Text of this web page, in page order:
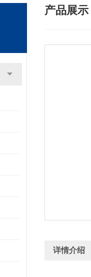
产品展示
详情介绍